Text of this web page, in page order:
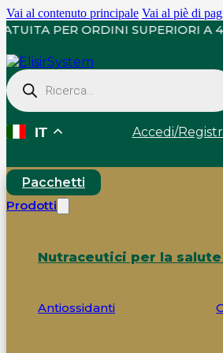
Vai al contenuto principale Vai al piè di
GRATUITA PER ORDINI
Ricerca
prodotti
IT Accedi/
Pacchetti
Prodotti
Nutraceutici per la
Antiossidanti